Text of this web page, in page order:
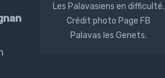
Les Palavasiens en difficulté.
Crédit photo Page FB
Palavas les Genets.